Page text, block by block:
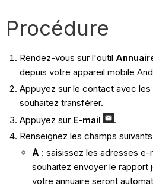
Procédure
Rendez-vous sur l'outil
depuis votre appareil mobile
Appuyez sur le contact avec
souhaitez transférer.
Appuyez sur E-mail
.
Renseignez les champs
À : saisissez les adresses e-
souhaitez envoyer le rapport
votre annuaire seront